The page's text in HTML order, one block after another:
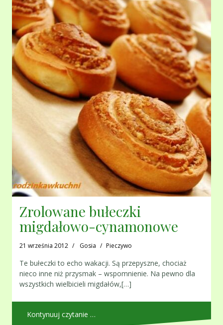
Zrolowane bułeczki
migdałowo-cynamonowe
21 września 2012 Gosia Pieczywo
Te bułeczki to echo wakacji. Są przepyszne , chociaż
nieco inne niż przysmak – wspomnienie. Na pewno dla
wszystkich wielbicieli migdałów,[…]
Kontynuuj czytanie …